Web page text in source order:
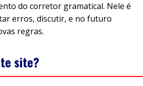
do corretor gramatical. Nele é
erros, discutir, e no futuro
regras.
site?